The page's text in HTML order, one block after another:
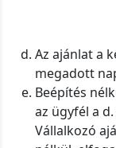
Az ajánlat a
megadott
Beépítés
az ügyfél a
Vállalkozó